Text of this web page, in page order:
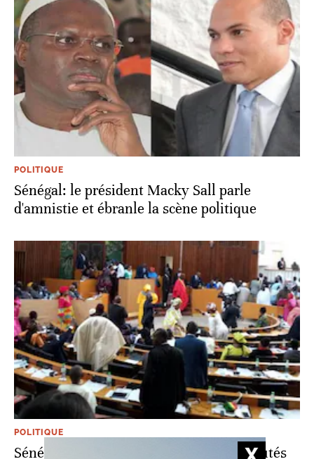
POLITIQUE
Sénégal: le président Macky Sall parle
d'amnistie et ébranle la scène politique
POLITIQUE
Sénégal: immunité levée pour deux députés